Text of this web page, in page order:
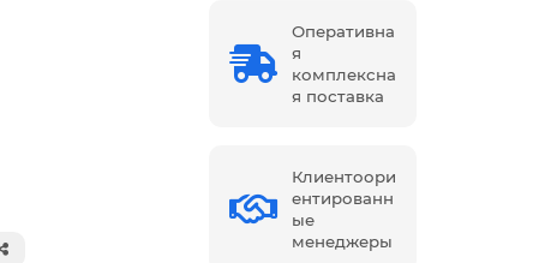
Оперативна
я
комплексна
я поставка
Клиентоори
ентированн
ые
менеджеры